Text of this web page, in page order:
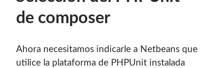
de composer
Ahora necesitamos indicarle a Netbeans que
utilice la plataforma de PHPUnit instalada